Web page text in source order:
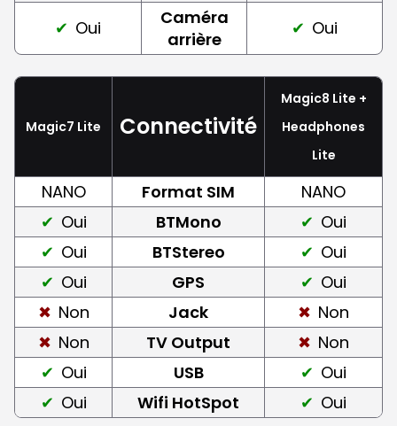
Oui
Caméra
arrière
Oui
Magic7 Lite Connectivité
Magic8 Lite +
Headphones
Lite
NANO Format SIM
NANO
Oui
BTMono
Oui
Oui
BTStereo
Oui
Oui
GPS
Oui
Non
Jack
Non
Non
TV Output
Non
Oui
USB
Oui
Oui
Wifi HotSpot Oui